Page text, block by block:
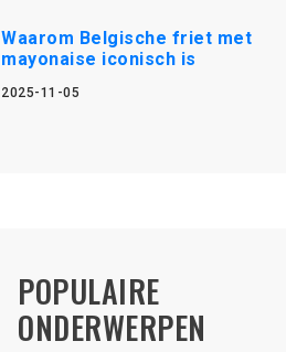
Waarom Belgische friet met
mayonaise iconisch is
2025-11-05
POPULAIRE
ONDERWERPEN